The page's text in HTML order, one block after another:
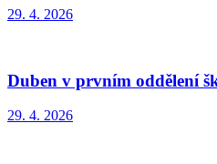
29. 4. 2026
Duben v prvním oddělení
29. 4. 2026